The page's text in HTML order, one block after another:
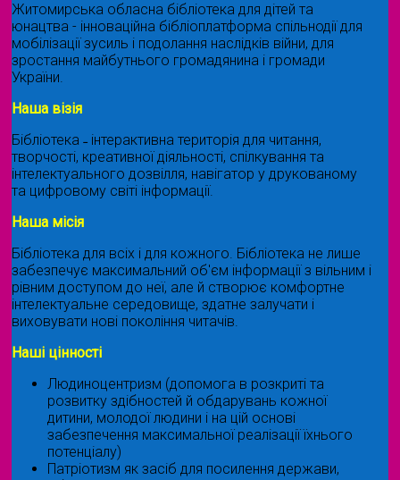
Житомирська обласна бібліотека для дітей та
юнацтва - інноваційна бібліоплатформа спільнодії для
мобілізації зусиль і подолання наслідків війни, для
зростання майбутнього громадянина і громади
України.
Наша візія
Бібліотека ˗ інтерактивна територія для читання,
творчості, креативної діяльності, спілкування та
інтелектуального дозвілля, навігатор у друкованому
та цифровому світі інформації.
Наша місія
Бібліотека для всіх і для кожного. Бібліотека не лише
забезпечує максимальний об'єм інформації з вільним і
рівним доступом до неї, але й створює комфортне
інтелектуальне середовище, здатне залучати і
виховувати нові покоління читачів.
Наші цінності
Людиноцентризм (допомога в розкриті та
розвитку здібностей й обдарувань кожної
дитини, молодої людини і на цій основі
забезпечення максимальної реалізації їхнього
потенціалу)
Патріотизм як засіб для посилення держави,